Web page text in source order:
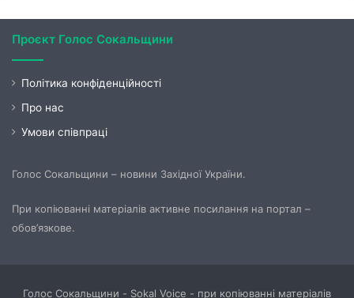
Проєкт Голос Сокальщини
Політика конфіденційності
Про нас
Умови співпраці
Голос Сокальщини – новини Західної України.
При копіюванні матеріалів активне посилання на портал –
обов’язкове.
Голос Сокальщини - Sokal Voice - при копіюванні матеріалів